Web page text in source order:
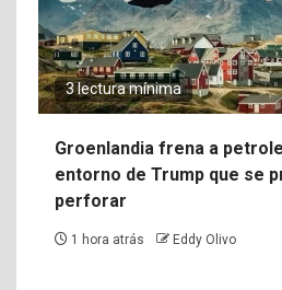
3 lectura mínima
Groenlandia frena a
entorno de Trump que se
perforar
1 hora atrás Eddy Olivo